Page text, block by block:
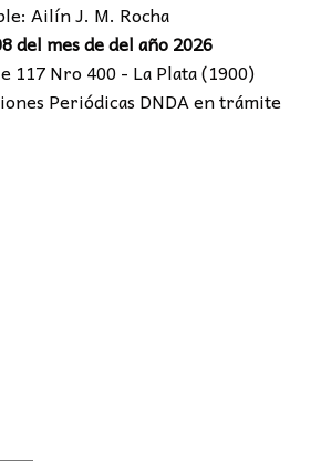
Ailín J. M. Rocha
del mes de del año 2026
117 Nro 400 - La Plata (1900)
Periódicas DNDA en trámite